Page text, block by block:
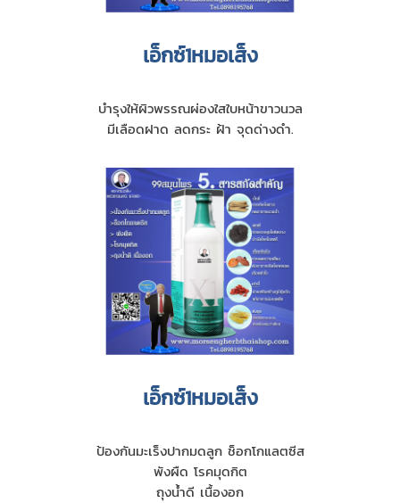
เอ็กซ์1หมอเส็ง
บำรุงให้ผิวพรรณผ่องใสใบหน้าขาวนวล
มีเลือดฝาด ลดกระ ฝ้า จุดด่างดำ.
เอ็กซ์1หมอเส็ง
ป้องกันมะเร็งปากมดลูก ช็อกโกแลตซีส
พังผืด โรคมุดกิต
ถุงนํ้าดี เนื้องอก